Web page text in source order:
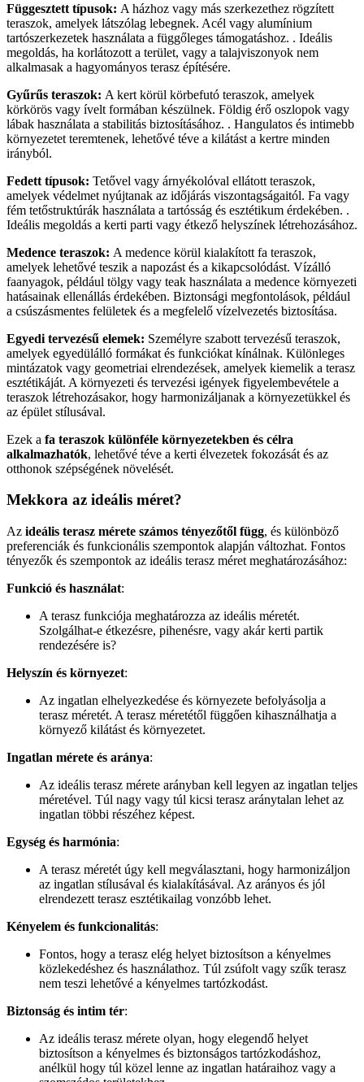
Függesztett típusok: A házhoz vagy más szerkezethez rögzített
teraszok, amelyek látszólag lebegnek. Acél vagy alumínium
tartószerkezetek használata a függőleges támogatáshoz. . Ideális
megoldás, ha korlátozott a terület, vagy a talajviszonyok nem
alkalmasak a hagyományos terasz építésére.
Gyűrűs teraszok: A kert körül körbefutó teraszok, amelyek
körkörös vagy ívelt formában készülnek. Földig érő oszlopok vagy
lábak használata a stabilitás biztosításához. . Hangulatos és intimebb
környezetet teremtenek, lehetővé téve a kilátást a kertre minden
irányból.
Fedett típusok: Tetővel vagy árnyékolóval ellátott teraszok,
amelyek védelmet nyújtanak az időjárás viszontagságaitól. Fa vagy
fém tetőstruktúrák használata a tartósság és esztétikum érdekében. .
Ideális megoldás a kerti parti vagy étkező helyszínek létrehozásához.
Medence teraszok: A medence körül kialakított fa teraszok,
amelyek lehetővé teszik a napozást és a kikapcsolódást. Vízálló
faanyagok, például tölgy vagy teak használata a medence környezeti
hatásainak ellenállás érdekében. Biztonsági megfontolások, például
a csúszásmentes felületek és a megfelelő vízelvezetés biztosítása.
Egyedi tervezésű elemek: Személyre szabott tervezésű teraszok,
amelyek egyedülálló formákat és funkciókat kínálnak. Különleges
mintázatok vagy geometriai elrendezések, amelyek kiemelik a terasz
esztétikáját. A környezeti és tervezési igények figyelembevétele a
teraszok létrehozásakor, hogy harmonizáljanak a környezetükkel és
az épület stílusával.
Ezek a fa teraszok különféle környezetekben és célra
alkalmazhatók, lehetővé téve a kerti élvezetek fokozását és az
otthonok szépségének növelését.
Mekkora az ideális méret?
Az ideális terasz mérete számos tényezőtől függ, és különböző
preferenciák és funkcionális szempontok alapján változhat. Fontos
tényezők és szempontok az ideális terasz méret meghatározásához:
Funkció és használat:
A terasz funkciója meghatározza az ideális méretét.
Szolgálhat-e étkezésre, pihenésre, vagy akár kerti partik
rendezésére is?
Helyszín és környezet:
Az ingatlan elhelyezkedése és környezete befolyásolja a
terasz méretét. A terasz méretétől függően kihasználhatja a
környező kilátást és környezetet.
Ingatlan mérete és aránya:
Az ideális terasz mérete arányban kell legyen az ingatlan teljes
méretével. Túl nagy vagy túl kicsi terasz aránytalan lehet az
ingatlan többi részéhez képest.
Egység és harmónia:
A terasz méretét úgy kell megválasztani, hogy harmonizáljon
az ingatlan stílusával és kialakításával. Az arányos és jól
elrendezett terasz esztétikailag vonzóbb lehet.
Kényelem és funkcionalitás:
Fontos, hogy a terasz elég helyet biztosítson a kényelmes
közlekedéshez és használathoz. Túl zsúfolt vagy szűk terasz
nem teszi lehetővé a kényelmes tartózkodást.
Biztonság és intim tér:
Az ideális terasz mérete olyan, hogy elegendő helyet
biztosítson a kényelmes és biztonságos tartózkodáshoz,
anélkül hogy túl közel lenne az ingatlan határaihoz vagy a